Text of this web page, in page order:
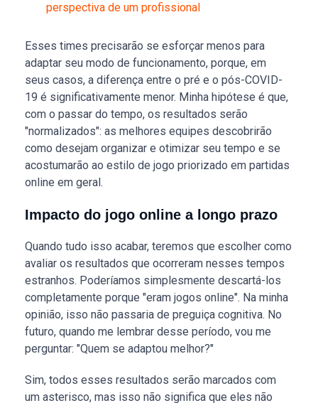
perspectiva de um profissional
Esses times precisarão se esforçar menos para
adaptar seu modo de funcionamento, porque, em
seus casos, a diferença entre o pré e o pós-COVID-
19 é significativamente menor. Minha hipótese é que,
com o passar do tempo, os resultados serão
"normalizados": as melhores equipes descobrirão
como desejam organizar e otimizar seu tempo e se
acostumarão ao estilo de jogo priorizado em partidas
online em geral.
Impacto do jogo online a longo prazo
Quando tudo isso acabar, teremos que escolher como
avaliar os resultados que ocorreram nesses tempos
estranhos. Poderíamos simplesmente descartá-los
completamente porque "eram jogos online". Na minha
opinião, isso não passaria de preguiça cognitiva. No
futuro, quando me lembrar desse período, vou me
perguntar: "Quem se adaptou melhor?"
Sim, todos esses resultados serão marcados com
um asterisco, mas isso não significa que eles não